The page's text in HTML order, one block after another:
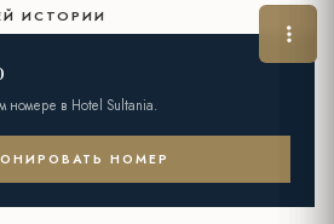
ИСТОРИИ
номере в Hotel Sultania.
НОМЕР